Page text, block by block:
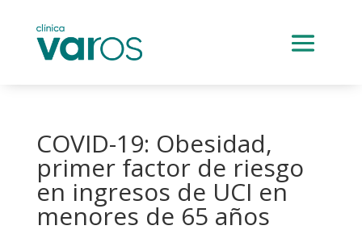
COVID-19: Obesidad,
primer factor de riesgo
en ingresos de UCI en
menores de 65 años